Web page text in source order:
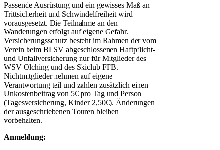
Passende Ausrüstung und ein gewisses Maß an
Trittsicherheit und Schwindelfreiheit wird
vorausgesetzt. Die Teilnahme an den
Wanderungen erfolgt auf eigene Gefahr.
Versicherungsschutz besteht im Rahmen der vom
Verein beim BLSV abgeschlossenen Haftpflicht-
und Unfallversicherung nur für Mitglieder des
WSV Olching und des Skiclub FFB.
Nichtmitglieder nehmen auf eigene
Verantwortung teil und zahlen zusätzlich einen
Unkostenbeitrag von 5€ pro Tag und Person
(Tagesversicherung, Kinder 2,50€). Änderungen
der ausgeschriebenen Touren bleiben
vorbehalten.
Anmeldung: